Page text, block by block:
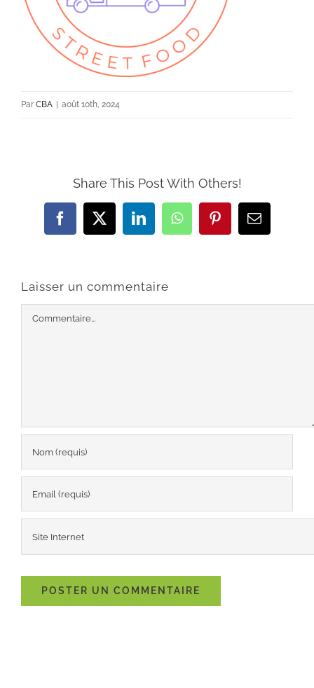
Par CBA | août 10th, 2024
Share This Post With Others!
Facebook
X LinkedInWhatsAppPinterestEmail
Laisser un commentaire
Commentaire